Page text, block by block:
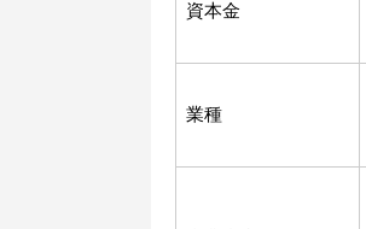
資本金
業種